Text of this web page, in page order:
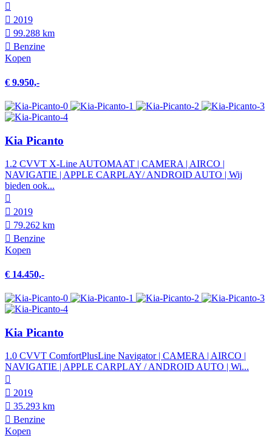
2019
99.288 km
Benzine
Kopen
€ 9.950,-
Kia Picanto
1.2 CVVT X-Line AUTOMAAT | CAMERA | AIRCO |
NAVIGATIE | APPLE CARPLAY/ ANDROID AUTO | Wij
bieden ook...
2019
79.262 km
Benzine
Kopen
€ 14.450,-
Kia Picanto
1.0 CVVT ComfortPlusLine Navigator | CAMERA | AIRCO |
NAVIGATIE | APPLE CARPLAY / ANDROID AUTO | Wi...
2019
35.293 km
Benzine
Kopen